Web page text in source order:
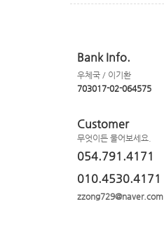
Bank Info.
우체국 / 이기환
703017-02-064575
Customer
무엇이든 물어보세요.
054.791.4171
010.4530.4171
zzong729@naver.com